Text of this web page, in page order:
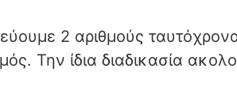
2 αριθμούς
Την ίδια διαδικασία